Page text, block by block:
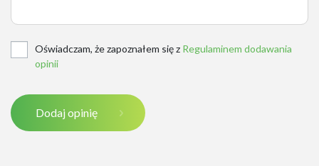
Oświadczam, że zapoznałem się z Regulaminem dodawania
opinii
Dodaj opinię